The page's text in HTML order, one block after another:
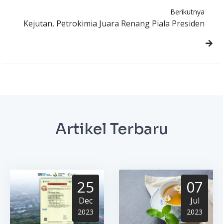
Berikutnya
Kejutan, Petrokimia Juara Renang Piala Presiden
Artikel Terbaru
25
Dec
2023
07
Jul
2023